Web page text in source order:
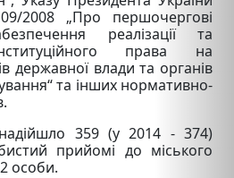
2008 „Про першочергові
реалізації та
права на
державної влади та органів
та інших нормативно-
359 (у 2014 - 374)
прийомі до міського
особи.